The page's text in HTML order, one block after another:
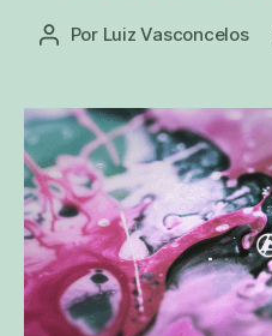
Autor
Por Luiz Vasconcelos